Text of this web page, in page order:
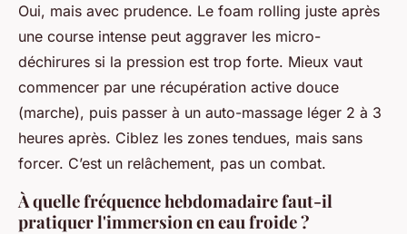
Oui, mais avec prudence. Le foam rolling juste après
une course intense peut aggraver les micro-
déchirures si la pression est trop forte. Mieux vaut
commencer par une récupération active douce
(marche), puis passer à un auto-massage léger 2 à 3
heures après. Ciblez les zones tendues, mais sans
forcer. C’est un relâchement, pas un combat.
À quelle fréquence hebdomadaire faut-il
pratiquer l'immersion en eau froide ?